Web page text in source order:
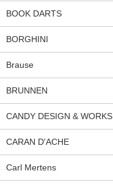
BOOK DARTS
BORGHINI
Brause
BRUNNEN
CANDY DESIGN & WORKS
CARAN D'ACHE
Carl Mertens